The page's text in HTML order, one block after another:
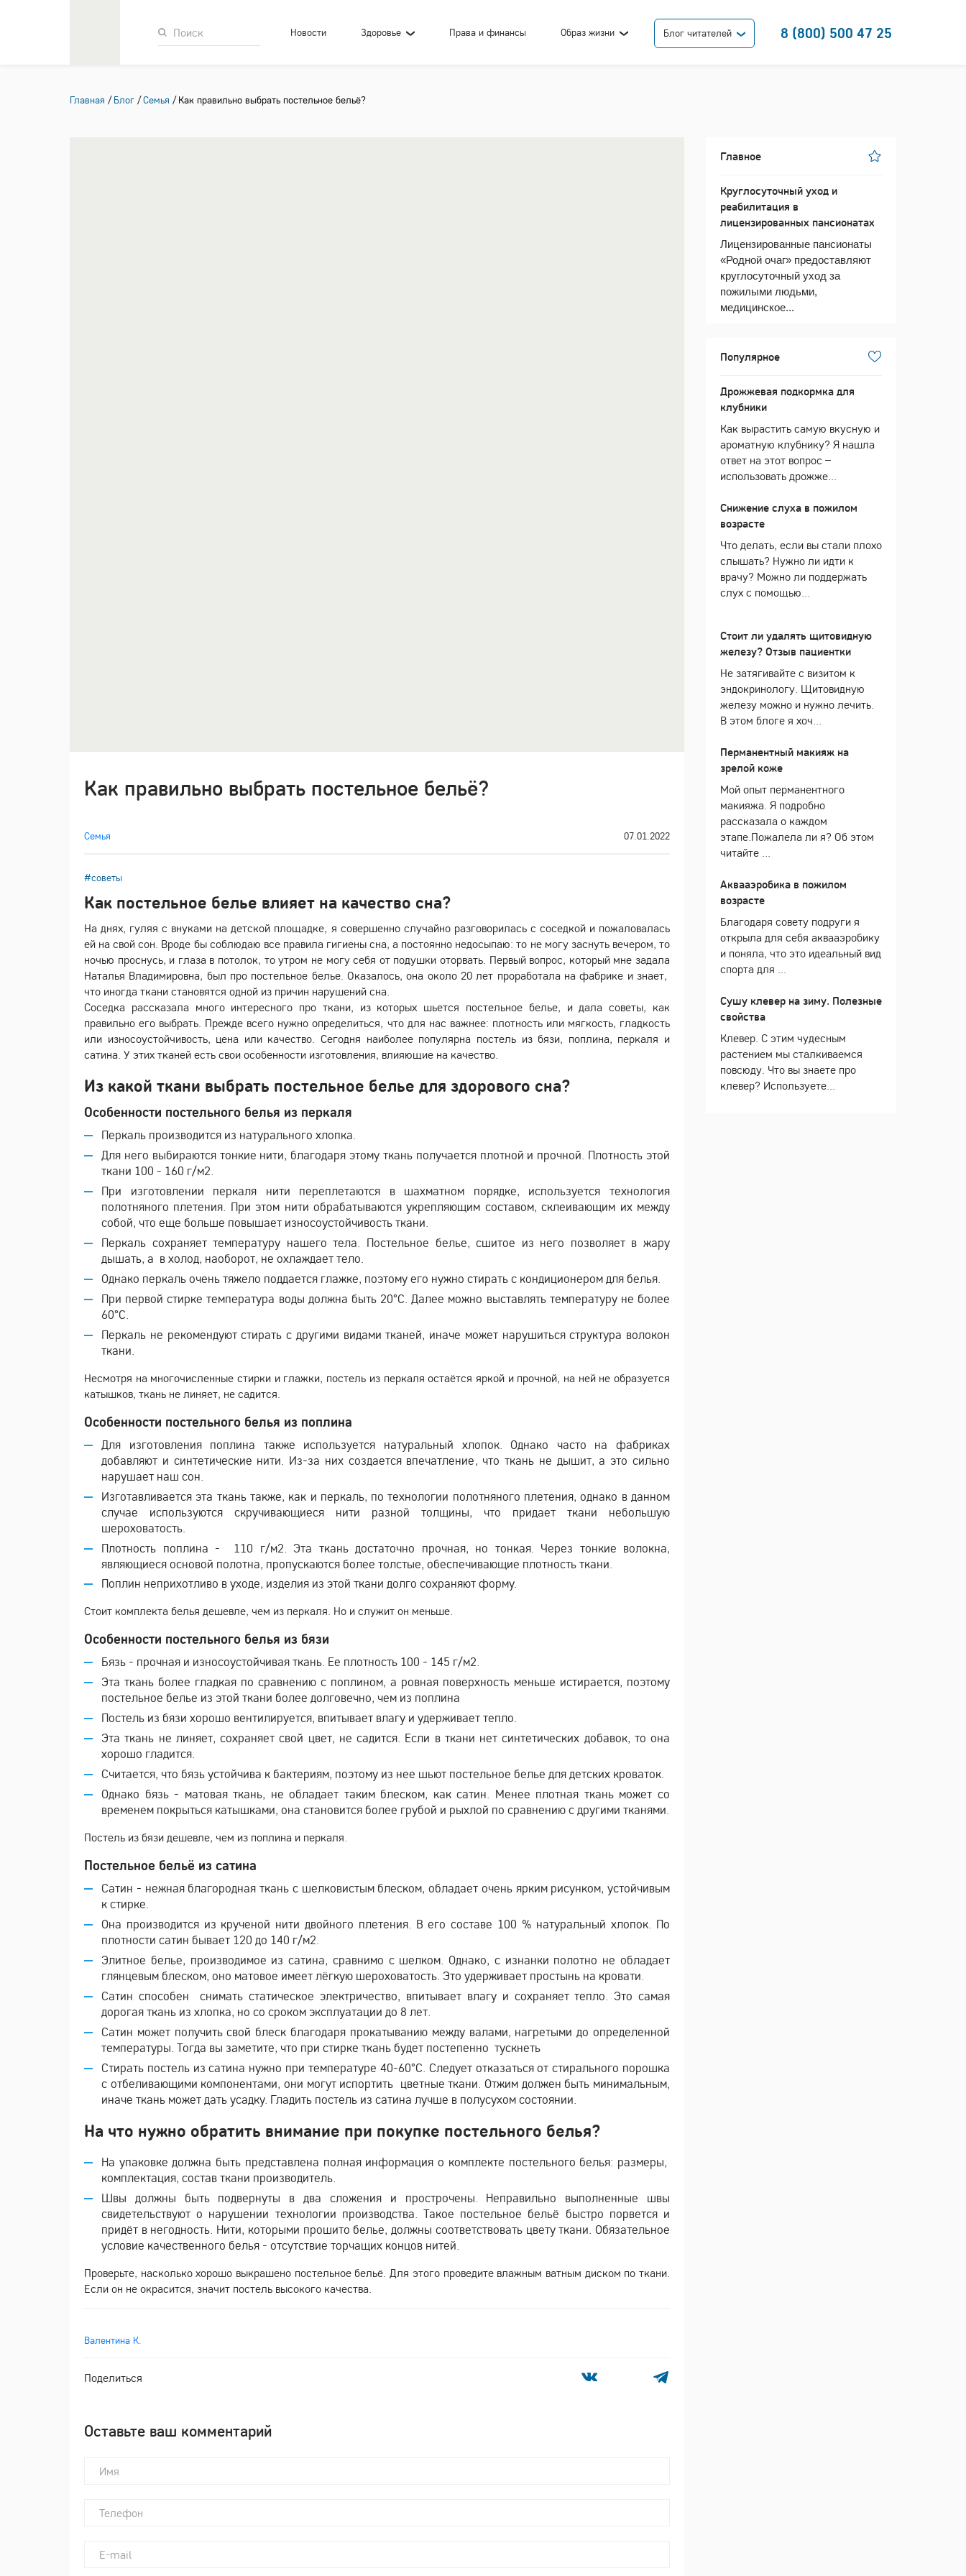
Новости Здоровье Права и финансы Образ жизни Блог читателей 8 (800) 500 47 25
Главная Блог Семья Как правильно выбрать постельное бельё?
Как правильно выбрать постельное бельё?
Семья 07.01.2022
#советы
Как постельное белье влияет на качество сна?
На днях, гуляя с внуками на детской площадке, я совершенно случайно разговорилась с соседкой и пожаловалась
ей на свой сон. Вроде бы соблюдаю все правила гигиены сна, а постоянно недосыпаю: то не могу заснуть вечером, то
ночью проснусь, и глаза в потолок, то утром не могу себя от подушки оторвать. Первый вопрос, который мне задала
Наталья Владимировна, был про постельное белье. Оказалось, она около 20 лет проработала на фабрике и знает,
что иногда ткани становятся одной из причин нарушений сна.
Соседка рассказала много интересного про ткани, из которых шьется постельное белье, и дала советы, как
правильно его выбрать. Прежде всего нужно определиться, что для нас важнее: плотность или мягкость, гладкость
или износоустойчивость, цена или качество. Сегодня наиболее популярна постель из бязи, поплина, перкаля и
сатина. У этих тканей есть свои особенности изготовления, влияющие на качество.
Из какой ткани выбрать постельное белье для здорового сна?
Особенности постельного белья из перкаля
Перкаль производится из натурального хлопка.
Для него выбираются тонкие нити, благодаря этому ткань получается плотной и прочной. Плотность этой
ткани 100 - 160 г/м2.
При изготовлении перкаля нити переплетаются в шахматном порядке, используется технология
полотняного плетения. При этом нити обрабатываются укрепляющим составом, склеивающим их между
собой, что еще больше повышает износоустойчивость ткани.
Перкаль сохраняет температуру нашего тела. Постельное белье, сшитое из него позволяет в жару
дышать, а в холод, наоборот, не охлаждает тело.
Однако перкаль очень тяжело поддается глажке, поэтому его нужно стирать с кондиционером для белья.
При первой стирке температура воды должна быть 20°С. Далее можно выставлять температуру не более
60°С.
Перкаль не рекомендуют стирать с другими видами тканей, иначе может нарушиться структура волокон
ткани.
Несмотря на многочисленные стирки и глажки, постель из перкаля остаётся яркой и прочной, на ней не образуется
катышков, ткань не линяет, не садится.
Особенности постельного белья из поплина
Для изготовления поплина также используется натуральный хлопок. Однако часто на фабриках
добавляют и синтетические нити. Из-за них создается впечатление, что ткань не дышит, а это сильно
нарушает наш сон.
Изготавливается эта ткань также, как и перкаль, по технологии полотняного плетения, однако в данном
случае используются скручивающиеся нити разной толщины, что придает ткани небольшую
шероховатость.
Плотность поплина - 110 г/м2. Эта ткань достаточно прочная, но тонкая. Через тонкие волокна,
являющиеся основой полотна, пропускаются более толстые, обеспечивающие плотность ткани.
Поплин неприхотливо в уходе, изделия из этой ткани долго сохраняют форму.
Стоит комплекта белья дешевле, чем из перкаля. Но и служит он меньше.
Особенности постельного белья из бязи
Бязь - прочная и износоустойчивая ткань. Ее плотность 100 - 145 г/м2.
Эта ткань более гладкая по сравнению с поплином, а ровная поверхность меньше истирается, поэтому
постельное белье из этой ткани более долговечно, чем из поплина
Постель из бязи хорошо вентилируется, впитывает влагу и удерживает тепло.
Эта ткань не линяет, сохраняет свой цвет, не садится. Если в ткани нет синтетических добавок, то она
хорошо гладится.
Считается, что бязь устойчива к бактериям, поэтому из нее шьют постельное белье для детских кроваток.
Однако бязь - матовая ткань, не обладает таким блеском, как сатин. Менее плотная ткань может со
временем покрыться катышками, она становится более грубой и рыхлой по сравнению с другими тканями.
Постель из бязи дешевле, чем из поплина и перкаля.
Постельное бельё из сатина
Сатин - нежная благородная ткань с шелковистым блеском, обладает очень ярким рисунком, устойчивым
к стирке.
Она производится из крученой нити двойного плетения. В его составе 100 % натуральный хлопок. По
плотности сатин бывает 120 до 140 г/м2.
Элитное белье, производимое из сатина, сравнимо с шелком. Однако, с изнанки полотно не обладает
глянцевым блеском, оно матовое имеет лёгкую шероховатость. Это удерживает простынь на кровати.
Сатин способен снимать статическое электричество, впитывает влагу и сохраняет тепло. Это самая
дорогая ткань из хлопка, но со сроком эксплуатации до 8 лет.
Сатин может получить свой блеск благодаря прокатыванию между валами, нагретыми до определенной
температуры. Тогда вы заметите, что при стирке ткань будет постепенно тускнеть
Стирать постель из сатина нужно при температуре 40-60°С. Следует отказаться от стирального порошка
с отбеливающими компонентами, они могут испортить цветные ткани. Отжим должен быть минимальным,
иначе ткань может дать усадку. Гладить постель из сатина лучше в полусухом состоянии.
На что нужно обратить внимание при покупке постельного белья?
На упаковке должна быть представлена полная информация о комплекте постельного белья: размеры,
комплектация, состав ткани производитель.
Швы должны быть подвернуты в два сложения и прострочены. Неправильно выполненные швы
свидетельствуют о нарушении технологии производства. Такое постельное бельё быстро порвется и
придёт в негодность. Нити, которыми прошито белье, должны соответствовать цвету ткани. Обязательное
условие качественного белья - отсутствие торчащих концов нитей.
Проверьте, насколько хорошо выкрашено постельное бельё. Для этого проведите влажным ватным диском по ткани.
Если он не окрасится, значит постель высокого качества.
Валентина К.
Поделиться
Оставьте ваш комментарий
Главное
Круглосуточный уход и
реабилитация в
лицензированных пансионатах
Лицензированные пансионаты
«Родной очаг» предоставляют
круглосуточный уход за
пожилыми людьми,
медицинское...
Популярное
Дрожжевая подкормка для
клубники
Как вырастить самую вкусную и
ароматную клубнику? Я нашла
ответ на этот вопрос –
использовать дрожже...
Снижение слуха в пожилом
возрасте
Что делать, если вы стали плохо
слышать? Нужно ли идти к
врачу? Можно ли поддержать
слух с помощью...
Стоит ли удалять щитовидную
железу? Отзыв пациентки
Не затягивайте с визитом к
эндокринологу. Щитовидную
железу можно и нужно лечить.
В этом блоге я хоч...
Перманентный макияж на
зрелой коже
Мой опыт перманентного
макияжа. Я подробно
рассказала о каждом
этапе.Пожалела ли я? Об этом
читайте ...
Аквааэробика в пожилом
возрасте
Благодаря совету подруги я
открыла для себя аквааэробику
и поняла, что это идеальный вид
спорта для ...
Сушу клевер на зиму. Полезные
свойства
Клевер. С этим чудесным
растением мы сталкиваемся
повсюду. Что вы знаете про
клевер? Используете...